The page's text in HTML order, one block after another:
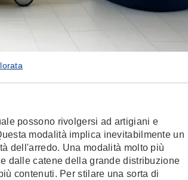
possono rivolgersi ad artigiani e
modalità implica inevitabilmente un
dell'arredo. Una modalità molto più
dalle catene della grande distribuzione
contenuti. Per stilare una sorta di